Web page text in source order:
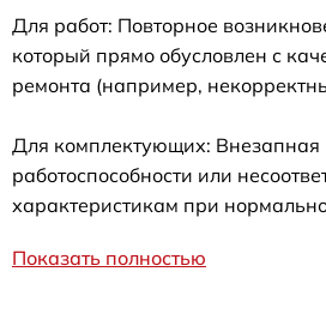
Для работ: Повторное
который прямо обусловлен с
ремонта (например,
Для комплектующих: Внезапная
работоспособности или
характеристикам при
Показать полностью